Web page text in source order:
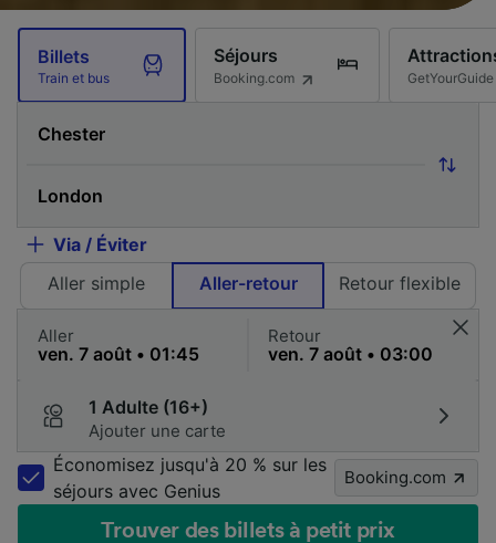
Billets
Train et bus
Séjours
Booking.com GetYourGuide
Via / Éviter
Aller simple
Aller-retour Retour flexible
Aller Retour
1 Adulte (16+)
Ajouter une carte
Économisez jusqu'à 20 % sur les
séjours avec Genius
Booking.com
Trouver des billets à petit prix